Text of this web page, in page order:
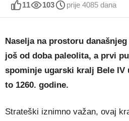
11 103 prije 4085 dana
Naselja na prostoru
još od doba paleolita, a prvi
spominje ugarski kralj Bele
to 1260. godine.
Strateški iznimno važan, ovaj